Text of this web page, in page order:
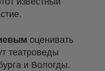
оценивать
театроведы
и Вологды.